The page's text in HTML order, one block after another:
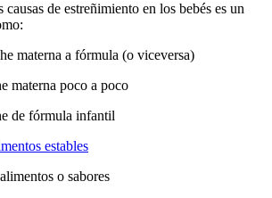
de estreñimiento en los bebés es un
materna a fórmula (o viceversa)
materna poco a poco
de fórmula infantil
estables
o sabores